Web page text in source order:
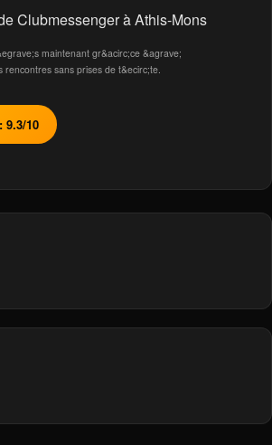
Clubmessenger à Athis-Mons
maintenant gr&acirc;ce &agrave;
rencontres sans prises de t&ecirc;te.
9.3/10